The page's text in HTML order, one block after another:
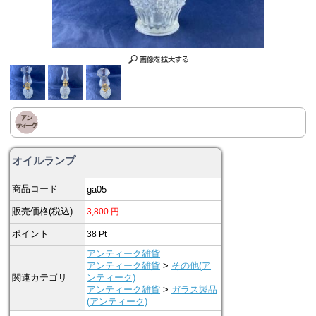
オイルランプ
商品コード ga05
販売価格(税込) 3,800 円
ポイント 38 Pt
関連カテゴリ
アンティーク雑貨
アンティーク雑貨 > その他(ア
ンティーク)
アンティーク雑貨 > ガラス製品
(アンティーク)